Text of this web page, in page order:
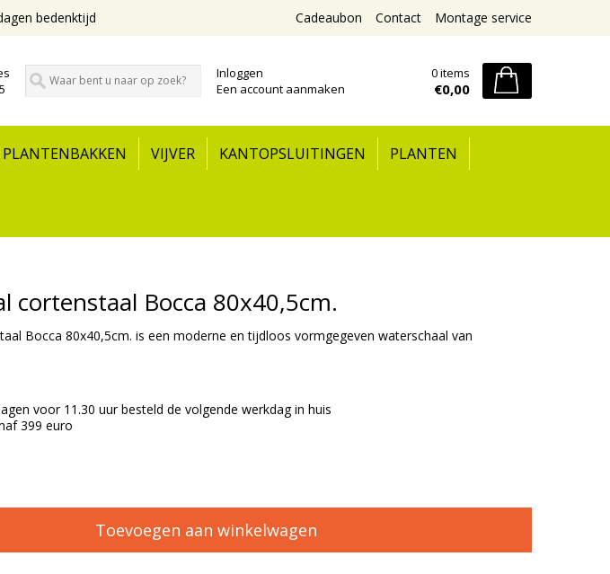
bedenktijd Montage service
Contact
Cadeaubon
Inloggen
Een account aanmaken
0 items
€0,00
PLANTENBAKKEN VIJVER KANTOPSLUITINGEN PLANTEN
cortenstaal Bocca 80x40,5cm.
Bocca 80x40,5cm. is een moderne en tijdloos vormgegeven waterschaal van
voor 11.30 uur besteld de volgende werkdag in huis
399 euro
Toevoegen aan winkelwagen